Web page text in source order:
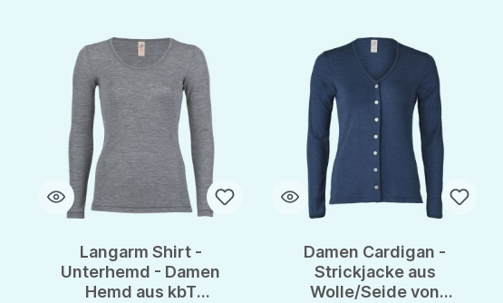
Langarm Shirt -
Unterhemd - Damen
Hemd aus kbT
Damen Cardigan -
Strickjacke aus
Wolle/Seide von